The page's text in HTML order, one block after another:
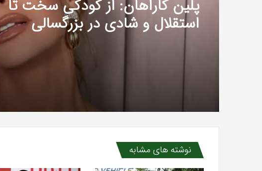
پلین کاراهان: از کودکی سخت تا
استقلال و شادی در بزرگسالی
نوشته های مشابه